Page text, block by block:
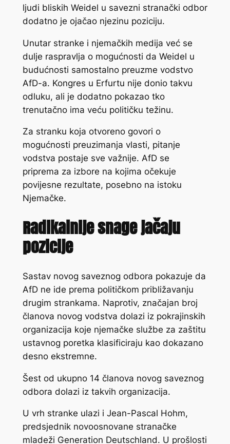
ljudi bliskih Weidel u savezni stranački odbor
dodatno je ojačao njezinu poziciju.
Unutar stranke i njemačkih medija već se
dulje raspravlja o mogućnosti da Weidel u
budućnosti samostalno preuzme vodstvo
AfD-a. Kongres u Erfurtu nije donio takvu
odluku, ali je dodatno pokazao tko
trenutačno ima veću političku težinu.
Za stranku koja otvoreno govori o
mogućnosti preuzimanja vlasti, pitanje
vodstva postaje sve važnije. AfD se
priprema za izbore na kojima očekuje
povijesne rezultate, posebno na istoku
Njemačke.
Radikalnije snage jačaju
pozicije
Sastav novog saveznog odbora pokazuje da
AfD ne ide prema političkom približavanju
drugim strankama. Naprotiv, značajan broj
članova novog vodstva dolazi iz pokrajinskih
organizacija koje njemačke službe za zaštitu
ustavnog poretka klasificiraju kao dokazano
desno ekstremne.
Šest od ukupno 14 članova novog saveznog
odbora dolazi iz takvih organizacija.
U vrh stranke ulazi i Jean-Pascal Hohm,
predsjednik novoosnovane stranačke
mladeži Generation Deutschland. U prošlosti